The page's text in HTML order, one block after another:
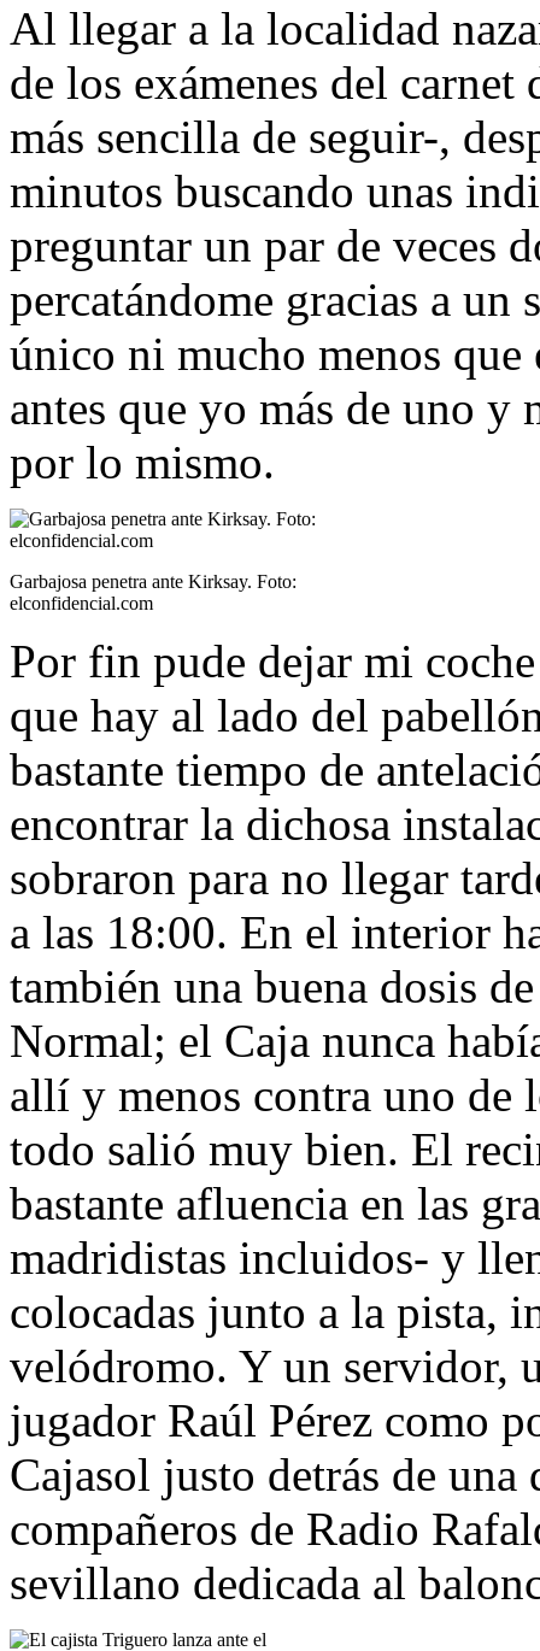
Al llegar a la localidad
de los exámenes del
más sencilla de seguir-,
minutos buscando unas
preguntar un par de veces
percatándome gracias a un
único ni mucho menos que
antes que yo más de uno y
por lo mismo.
Garbajosa penetra ante Kirksay. Foto:
elconfidencial.com
Por fin pude dejar mi
que hay al lado del
bastante tiempo de
encontrar la dichosa
sobraron para no llegar
a las 18:00. En el interior
también una buena dosis
Normal; el Caja nunca
allí y menos contra uno de
todo salió muy bien. El
bastante afluencia en las
madridistas incluidos- y
colocadas junto a la pista,
velódromo. Y un servidor,
jugador Raúl Pérez como
Cajasol justo detrás de una
compañeros de Radio
sevillano dedicada al